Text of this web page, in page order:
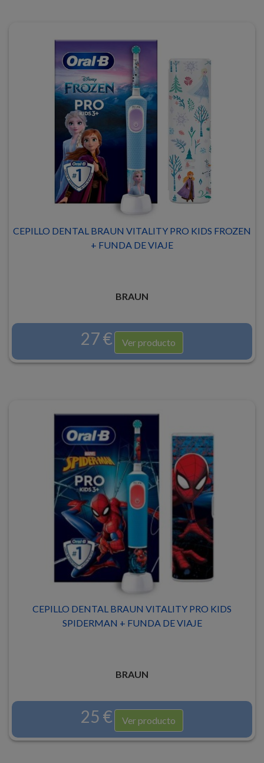
CEPILLO DENTAL BRAUN VITALITY PRO KIDS FROZEN
+ FUNDA DE VIAJE
BRAUN
27 € Ver producto
CEPILLO DENTAL BRAUN VITALITY PRO KIDS
SPIDERMAN + FUNDA DE VIAJE
BRAUN
25 € Ver producto